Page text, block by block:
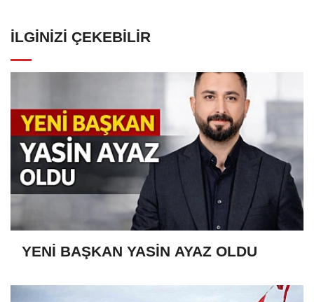
İLGINIZI ÇEKEBILIR
YENİ BAŞKAN YASİN AYAZ OLDU